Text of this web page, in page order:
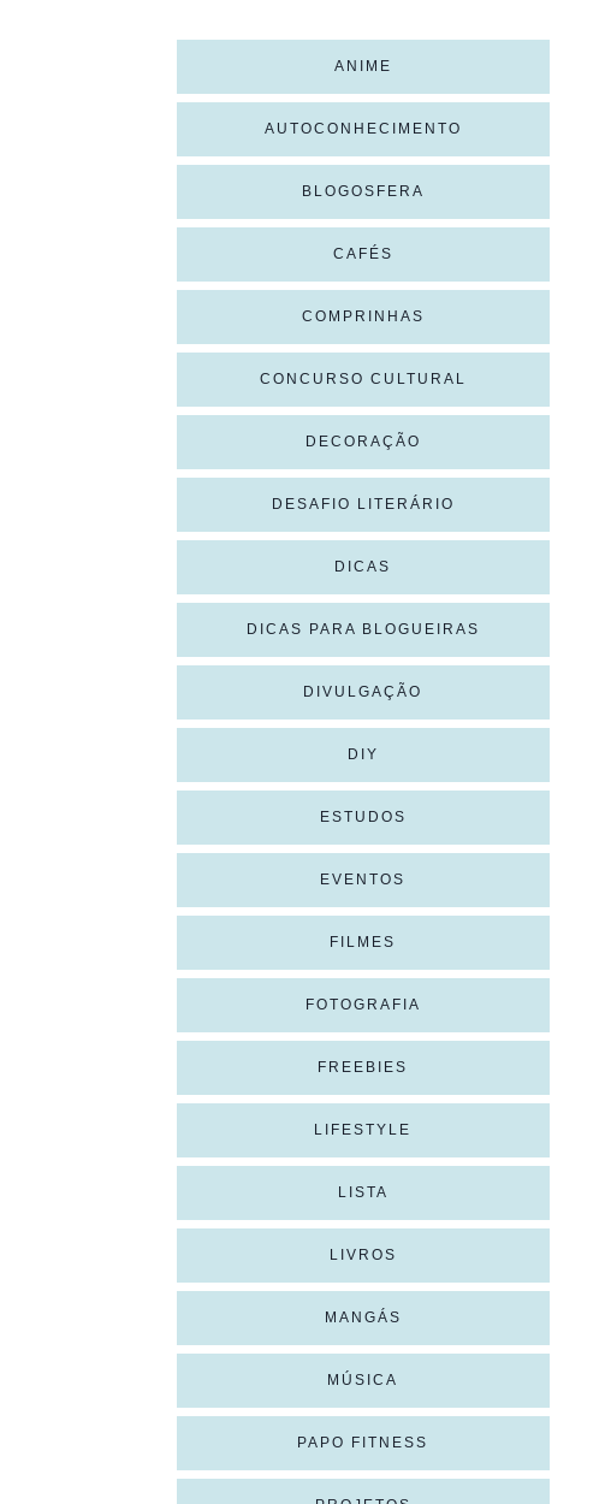
ANIME
AUTOCONHECIMENTO
BLOGOSFERA
CAFÉS
COMPRINHAS
CONCURSO CULTURAL
DECORAÇÃO
DESAFIO LITERÁRIO
DICAS
DICAS PARA BLOGUEIRAS
DIVULGAÇÃO
DIY
ESTUDOS
EVENTOS
FILMES
FOTOGRAFIA
FREEBIES
LIFESTYLE
LISTA
LIVROS
MANGÁS
MÚSICA
PAPO FITNESS